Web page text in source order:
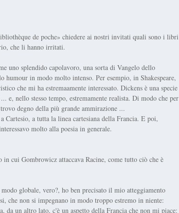
de poche» chiedere ai nostri invitati quali sono i libri
che li hanno irritati.
uno splendido capolavoro, una sorta di Vangelo dello
in modo molto intenso. Per esempio, in Shakespeare,
che mi ha estremaamente interessato. Dickens è una specie
nello stesso tempo, estremamente realista. Di modo che per
degno della più grande ammirazione ...
a tutta la linea cartesiana della Francia. E poi,
molto alla poesia in generale.
cui Gombrowicz attaccava Racine, come tutto ciò che è
globale, vero?, ho ben precisato il mio atteggiamento
che non si impegnano in modo troppo estremo in niente:
da un altro lato, c'è un aspetto della Francia che non mi piace: